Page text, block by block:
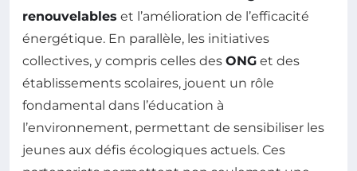
renouvelables et l’amélioration de l’efficacité
énergétique. En parallèle, les initiatives
collectives, y compris celles des ONG et des
établissements scolaires, jouent un rôle
fondamental dans l’éducation à
l’environnement, permettant de sensibiliser les
jeunes aux défis écologiques actuels. Ces